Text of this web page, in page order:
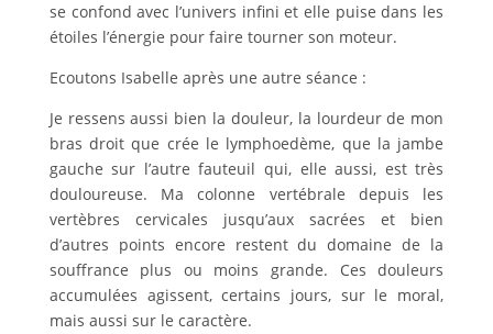
se confond avec l’univers infini et elle puise dans les
étoiles l’énergie pour faire tourner son moteur.
Ecoutons Isabelle après une autre séance :
Je ressens aussi bien la douleur, la lourdeur de mon
bras droit que crée le lymphoedème, que la jambe
gauche sur l’autre fauteuil qui, elle aussi, est très
douloureuse. Ma colonne vertébrale depuis les
vertèbres cervicales jusqu’aux sacrées et bien
d’autres points encore restent du domaine de la
souffrance plus ou moins grande. Ces douleurs
accumulées agissent, certains jours, sur le moral,
mais aussi sur le caractère.